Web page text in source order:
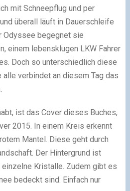
mit Schneepflug und per
überall läuft in Dauerschleife
Odyssee begegnet sie
einem lebensklugen LKW Fahrer
Doch so unterschiedlich diese
alle verbindet an diesem Tag das
ist das Cover dieses Buches,
2015. In einem Kreis erkennt
Mantel. Diese geht durch
Der Hintergrund ist
einzelne Kristalle. Zudem gibt es
bedeckt sind. Einfach nur